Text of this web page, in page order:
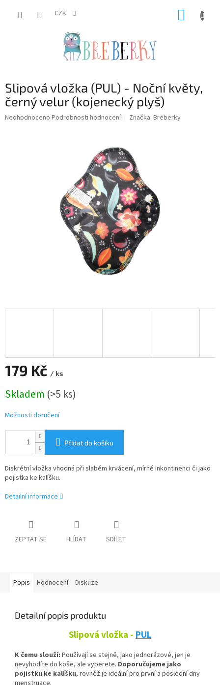
CZK
Slipová vložka (PUL) - Noční květy,
černý velur (kojenecký plyš)
Průměrné
Neohodnoceno Podrobnosti hodnocení Značka: Breberky
179 Kč / ks
cena:
Skladem (>5 ks)
Možnosti doručení
Přidat do košíku
Diskrétní vložka vhodná při slabém krvácení, mírné inkontinenci či jako
pojistka ke kalíšku.
Detailní informace
ZEPTAT SE HLÍDAT SDÍLET
Popis Hodnocení Diskuze
Detailní popis produktu
Slipová vložka - PUL
K čemu slouží: Používají se stejně, jako jednorázové, jen je
nevyhodíte do koše, ale vyperete. Doporučujeme jako
pojistku ke kalíšku, rovněž je ideální pro první a poslední dny
menstruace.